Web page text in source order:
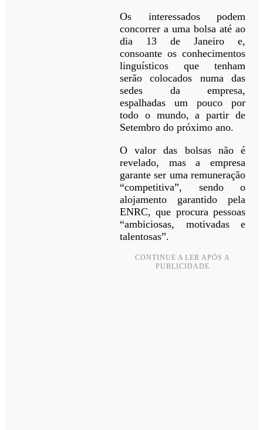
Os interessados podem
concorrer a uma bolsa até ao
dia 13 de Janeiro e,
consoante os conhecimentos
linguísticos que tenham
serão colocados numa das
sedes da empresa,
espalhadas um pouco por
todo o mundo, a partir de
Setembro do próximo ano.
O valor das bolsas não é
revelado, mas a empresa
garante ser uma remuneração
“competitiva”, sendo o
alojamento garantido pela
ENRC, que procura pessoas
“ambiciosas, motivadas e
talentosas”.
CONTINUE A LER APÓS A
PUBLICIDADE